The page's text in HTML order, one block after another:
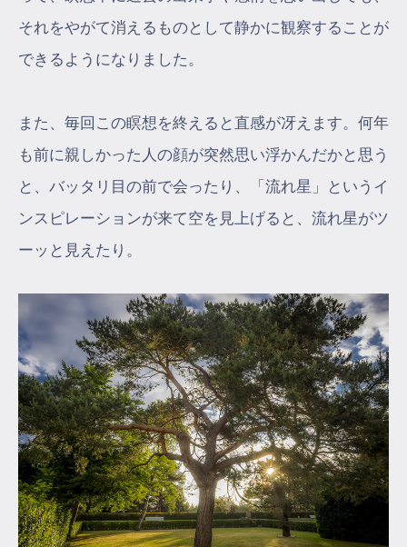
それをやがて消えるものとして静かに観察することが
できるようになりました。
また、毎回この瞑想を終えると直感が冴えます。何年
も前に親しかった人の顔が突然思い浮かんだかと思う
と、バッタリ目の前で会ったり、「流れ星」というイ
ンスピレーションが来て空を見上げると、流れ星がツ
ーッと見えたり。